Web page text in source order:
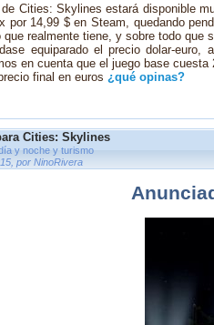
Cities: Skylines estará disponible
por 14,99 $ en Steam, quedando
que realmente tiene, y sobre todo
equiparado el precio dolar-
en cuenta que el juego base cuesta
final en euros ¿qué opinas?
Cities: Skylines
y noche y turismo
por NinoRivera